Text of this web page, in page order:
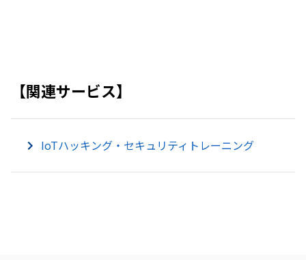
【関連サービス】
IoTハッキング・セキュリティトレーニング